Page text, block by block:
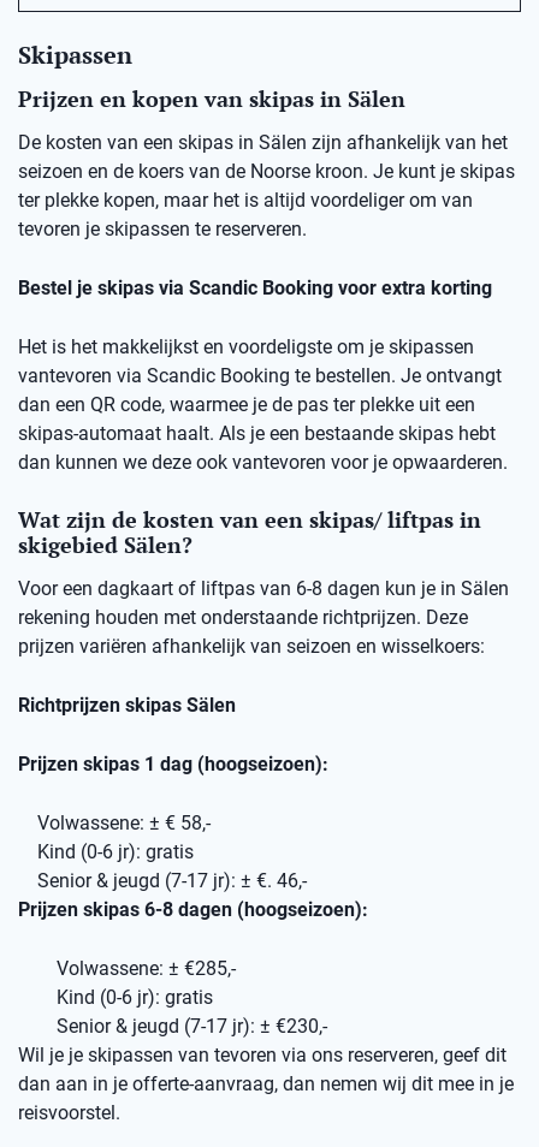
Skipassen
Prijzen en kopen van skipas in Sälen
De kosten van een skipas in Sälen zijn afhankelijk van het
seizoen en de koers van de Noorse kroon. Je kunt je skipas
ter plekke kopen, maar het is altijd voordeliger om van
tevoren je skipassen te reserveren.
Bestel je skipas via Scandic Booking voor extra korting
Het is het makkelijkst en voordeligste om je skipassen
vantevoren via Scandic Booking te bestellen. Je ontvangt
dan een QR code, waarmee je de pas ter plekke uit een
skipas-automaat haalt. Als je een bestaande skipas hebt
dan kunnen we deze ook vantevoren voor je opwaarderen.
Wat zijn de kosten van een skipas/ liftpas in
skigebied Sälen?
Voor een dagkaart of liftpas van 6-8 dagen kun je in Sälen
rekening houden met onderstaande richtprijzen. Deze
prijzen variëren afhankelijk van seizoen en wisselkoers:
Richtprijzen skipas Sälen
Prijzen skipas 1 dag (hoogseizoen):
Volwassene: ± € 58,-
Kind (0-6 jr): gratis
Senior & jeugd (7-17 jr): ± €. 46,-
Prijzen skipas 6-8 dagen (hoogseizoen):
Volwassene: ± €285,-
Kind (0-6 jr): gratis
Senior & jeugd (7-17 jr): ± €230,-
Wil je je skipassen van tevoren via ons reserveren, geef dit
dan aan in je offerte-aanvraag, dan nemen wij dit mee in je
reisvoorstel.